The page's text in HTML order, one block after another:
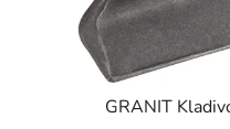
GRANIT